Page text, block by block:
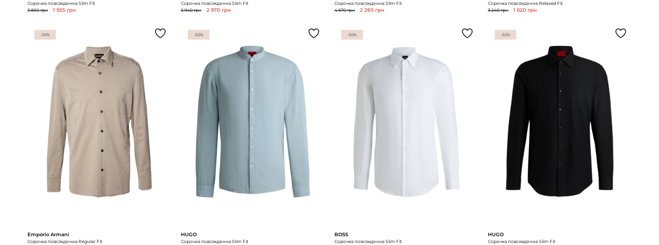
Сорочка повсякденна Slim Fit
3 850 грн
1 925 грн
Сорочка повсякденна Slim Fit
5 940 грн
2 970 грн
Сорочка повсякденна Slim Fit
4 570 грн
2 285 грн
Сорочка повсякденна Relaxed Fit
3 240 грн
1 620 грн
-30%
Emporio Armani
Сорочка повсякденна Regular Fit
-50%
HUGO
Сорочка повсякденна Slim Fit
-30%
BOSS
Сорочка повсякденна Slim Fit
-30%
HUGO
Сорочка повсякденна Slim Fit